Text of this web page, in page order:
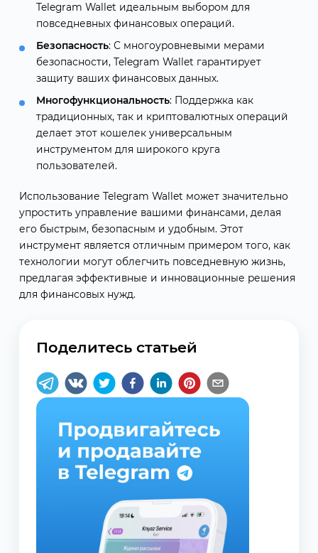
Telegram Wallet идеальным выбором для
повседневных финансовых операций.
Безопасность: С многоуровневыми мерами
безопасности, Telegram Wallet гарантирует
защиту ваших финансовых данных.
Многофункциональность: Поддержка как
традиционных, так и криптовалютных операций
делает этот кошелек универсальным
инструментом для широкого круга
пользователей.
Использование Telegram Wallet может значительно
упростить управление вашими финансами, делая
его быстрым, безопасным и удобным. Этот
инструмент является отличным примером того, как
технологии могут облегчить повседневную жизнь,
предлагая эффективные и инновационные решения
для финансовых нужд.
Поделитесь статьей